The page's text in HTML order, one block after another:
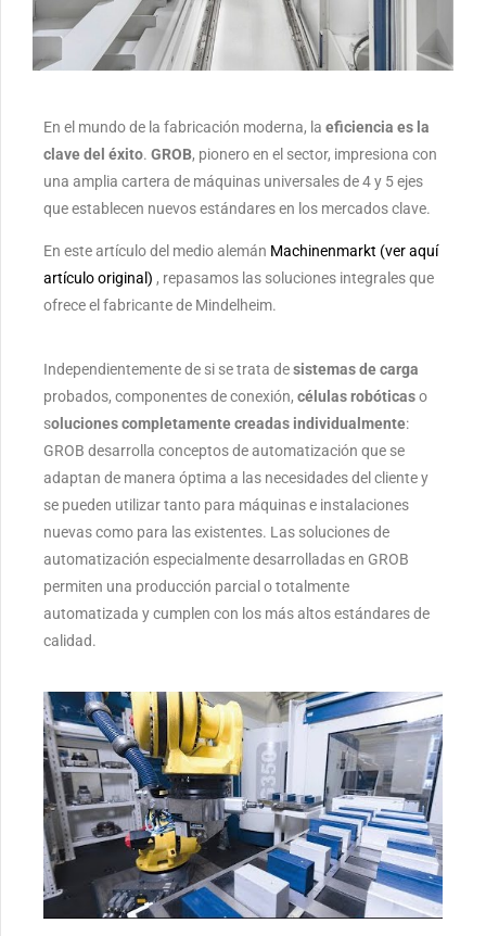
En el mundo de la fabricación moderna, la eficiencia es la
clave del éxito. GROB, pionero en el sector, impresiona con
una amplia cartera de máquinas universales de 4 y 5 ejes
que establecen nuevos estándares en los mercados clave.
En este artículo del medio alemán Machinenmarkt (ver aquí
artículo original) , repasamos las soluciones integrales que
ofrece el fabricante de Mindelheim.
Independientemente de si se trata desistemas de carga
probados, componentes de conexión, células robóticaso
soluciones completamente creadas individualmente:
GROB desarrolla conceptos de automatización que se
adaptan de manera óptima a las necesidades del cliente y
se pueden utilizar tanto para máquinas e instalaciones
nuevas como para las existentes. Las soluciones de
automatización especialmente desarrolladas en GROB
permiten una producción parcial o totalmente
automatizada y cumplen con los más altos estándares de
calidad.